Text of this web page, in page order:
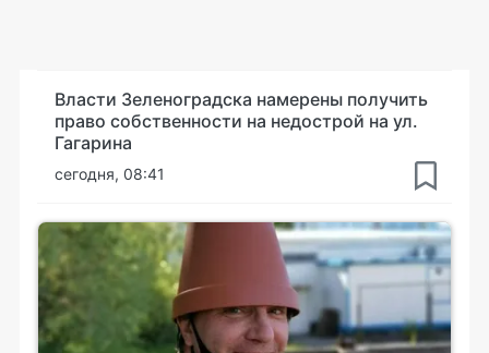
Власти Зеленоградска намерены получить
право собственности на недострой на ул.
Гагарина
сегодня, 08:41